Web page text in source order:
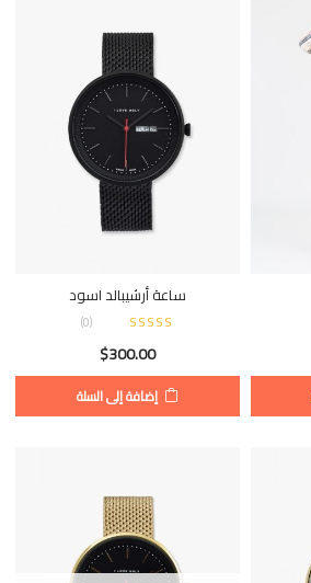
ساعة أرشيبالد اسود
(
0
)
$300.00
إضافة إلى السلة